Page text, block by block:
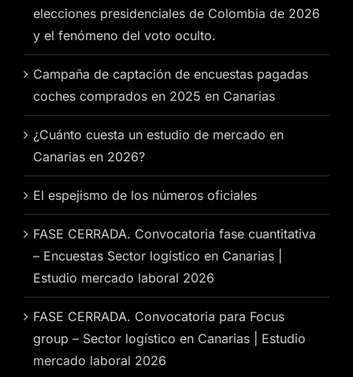
elecciones presidenciales de Colombia de 2026
y el fenómeno del voto oculto.
Campaña de captación de encuestas pagadas
coches comprados en 2025 en Canarias
¿Cuánto cuesta un estudio de mercado en
Canarias en 2026?
El espejismo de los números oficiales
FASE CERRADA. Convocatoria fase cuantitativa
– Encuestas Sector logístico en Canarias |
Estudio mercado laboral 2026
FASE CERRADA. Convocatoria para Focus
group – Sector logístico en Canarias | Estudio
mercado laboral 2026